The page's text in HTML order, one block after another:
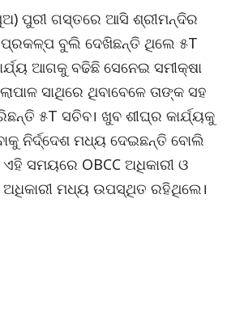
ପୁରୀ ଗସ୍ତରେ ଆସି ଶ୍ରୀମନ୍ଦିର
ବୁଲି ଦେଖିଛନ୍ତି ଥିଲେ ୫T
ଆଗକୁ ବଢିଛି ସେନେଇ ସମୀକ୍ଷା
ସାଥିରେ ଥିବାବେଳେ ତାଙ୍କ ସହ
୫T ସଚିବ। ଖୁବ ଶୀଘ୍ର କାର୍ଯ୍ୟକୁ
ନିର୍ଦ୍ଦେଶ ମଧ୍ୟ ଦେଇଛନ୍ତି ବୋଲି
ସମୟରେ OBCC ଅଧିକାରୀ ଓ
ଅଧିକାରୀ ମଧ୍ୟ ଉପସ୍ଥିତ ରହିଥିଲେ।